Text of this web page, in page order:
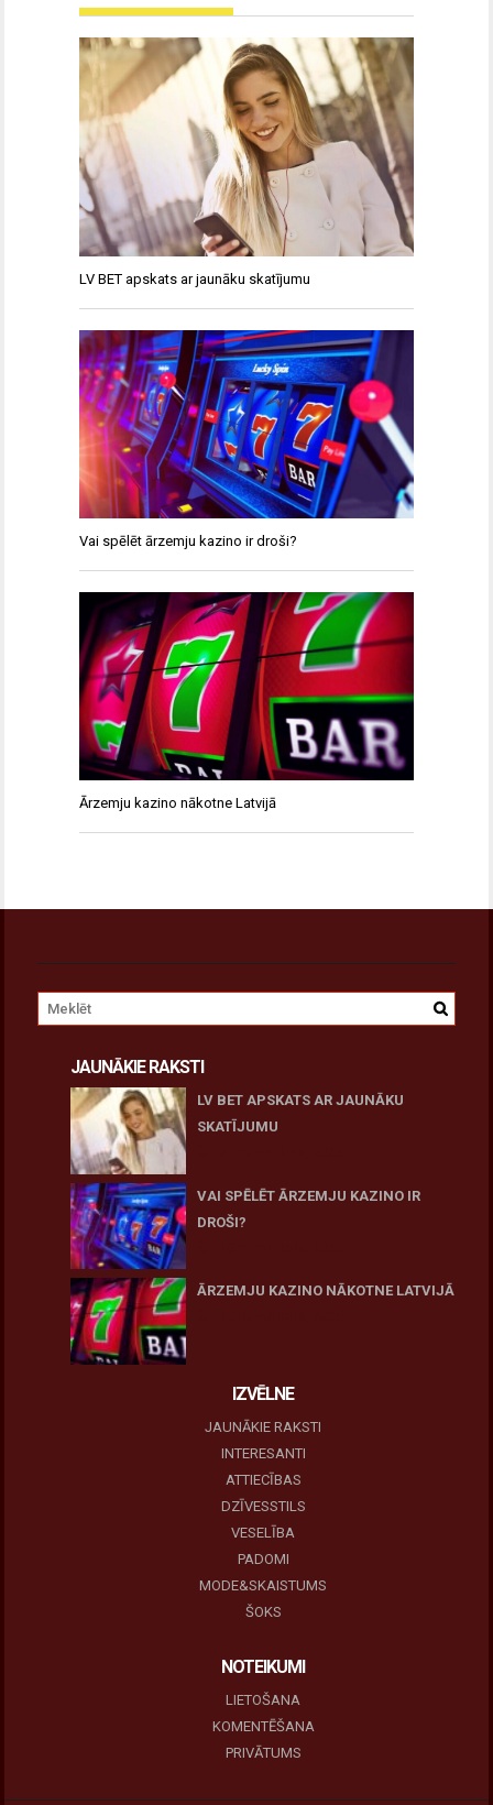
LV BET apskats ar jaunāku skatījumu
Vai spēlēt ārzemju kazino ir droši?
Ārzemju kazino nākotne Latvijā
JAUNĀKIE RAKSTI
LV BET APSKATS AR JAUNĀKU
SKATĪJUMU
VAI SPĒLĒT ĀRZEMJU KAZINO IR
DROŠI?
ĀRZEMJU KAZINO NĀKOTNE LATVIJĀ
IZVĒLNE
JAUNĀKIE RAKSTI
INTERESANTI
ATTIECĪBAS
DZĪVESSTILS
VESELĪBA
PADOMI
MODE&SKAISTUMS
ŠOKS
NOTEIKUMI
LIETOŠANA
KOMENTĒŠANA
PRIVĀTUMS